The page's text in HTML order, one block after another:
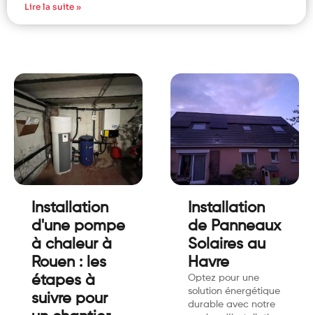
Lire la suite »
Installation
d'une pompe
à chaleur à
Rouen : les
étapes à
suivre pour
Installation
de Panneaux
Solaires au
Havre
Optez pour une
solution énergétique
durable avec notre